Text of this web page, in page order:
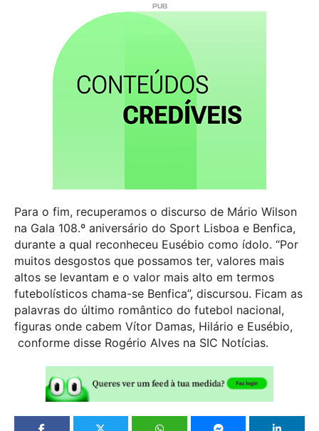
Para o fim, recuperamos o discurso de Mário Wilson
na Gala 108.º aniversário do Sport Lisboa e Benfica,
durante a qual reconheceu Eusébio como ídolo. “Por
muitos desgostos que possamos ter, valores mais
altos se levantam e o valor mais alto em termos
futebolísticos chama-se Benfica”, discursou. Ficam as
palavras do último romântico do futebol nacional,
figuras onde cabem Vítor Damas, Hilário e Eusébio,
conforme disse Rogério Alves na SIC Notícias.